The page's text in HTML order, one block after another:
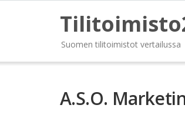
Suomen tilitoimistot vertailussa
A.S.O.